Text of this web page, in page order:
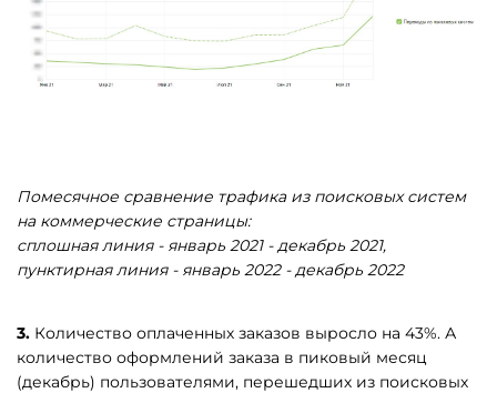
Помесячное сравнение трафика из поисковых систем
на коммерческие страницы:
сплошная линия - январь 2021 - декабрь 2021,
пунктирная линия - январь 2022 - декабрь 2022
3. Количество оплаченных заказов выросло на 43%. А
количество оформлений заказа в пиковый месяц
(декабрь) пользователями, перешедших из поисковых